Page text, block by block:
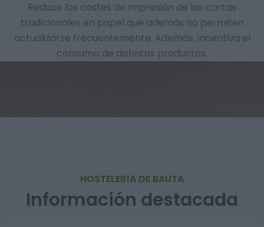
Reduce los costes de impresión de las cartas
tradicionales en papel que además no permiten
actualizarse frecuentemente. Además, incentiva el
consumo de distintos productos.
HOSTELERÍA DE BAUTA
Información destacada